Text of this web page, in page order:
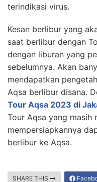
terindikasi virus.
Kesan berlibur yang
saat berlibur dengan
dengan liburan yang
sebelumnya. Akan
mendapatkan
Aqsa berlibur disana.
Tour Aqsa 2023 di
Tour Aqsa yang masih
mempersiapkannya
berlibur ke Aqsa.
SHARE THIS